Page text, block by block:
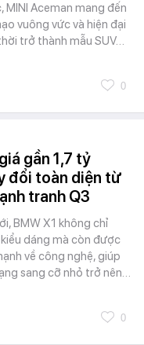
MINI Aceman mang đến
vuông vức và hiện đại
trở thành mẫu SUV…
0
gần 1,7 tỷ
đổi toàn diện từ
tranh Q3
BMW X1 không chỉ
dáng mà còn được
về công nghệ, giúp
sang cỡ nhỏ trở nên…
0